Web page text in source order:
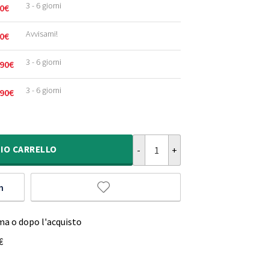
€ 3 - 6 giorni
€ Avvisami!
€ 3 - 6 giorni
€ 3 - 6 giorni
CARRELLO
o dopo l'acquisto